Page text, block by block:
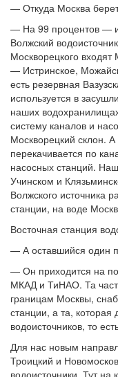
— Откуда Москва
— На 99 процентов —
Волжский
Москворецкого
— Истринское,
есть резервная
используется в
наших
систему каналов и
Москворецкий склон.
перекачивается по
насосных станций.
Учинском и
Волжского источника
станции, на воде
Восточная станция
— А оставшийся один
— Он приходится на
МКАД и ТиНАО. Та
границам Москвы,
станции, а та,
водоисточников, то
Для нас новым
Троицкий и